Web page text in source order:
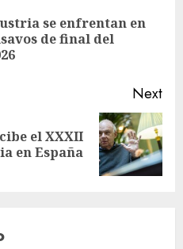
se enfrentan en
de final del
Next
el XXXII
en España